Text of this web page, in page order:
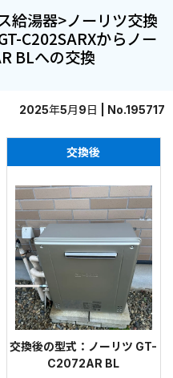
給湯器>ノーリツ交換
C202SARXからノー
BLへの交換
2025年5月9日 | No.195717
交換後
交換後の型式：ノーリツ GT-
C2072AR BL